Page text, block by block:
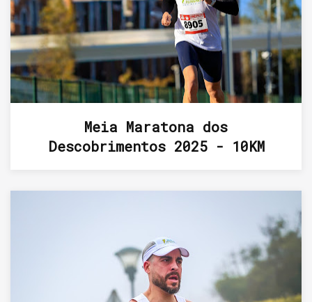
Meia Maratona dos
Descobrimentos 2025 - 10KM